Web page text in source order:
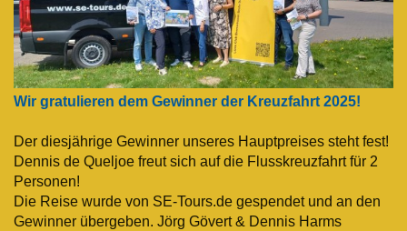
Wir gratulieren dem Gewinner der Kreuzfahrt 2025!
Der diesjährige Gewinner unseres Hauptpreises steht fest!
Dennis de Queljoe freut sich auf die Flusskreuzfahrt für 2
Personen!
Die Reise wurde von SE-Tours.de gespendet und an den
Gewinner übergeben. Jörg Gövert & Dennis Harms